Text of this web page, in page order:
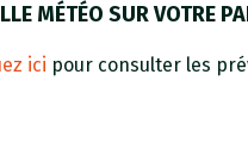
MÉTÉO SUR VOTRE
ici pour consulter les